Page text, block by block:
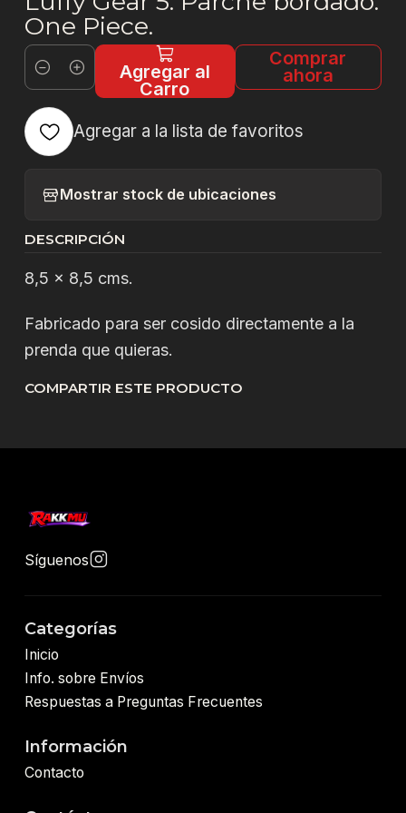
One Piece.
Cantidad Agregar al
Carro
Comprar
ahora
Agregar a la lista de favoritos
Mostrar stock de ubicaciones
DESCRIPCIÓN
8,5 x 8,5 cms.
Fabricado para ser cosido directamente a la
prenda que quieras.
COMPARTIR ESTE PRODUCTO
Síguenos
Categorías
Inicio
Info. sobre Envíos
Respuestas a Preguntas Frecuentes
Información
Contacto